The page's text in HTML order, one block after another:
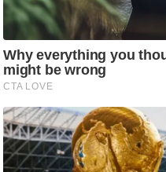
/
श
न
रे
लू
नु